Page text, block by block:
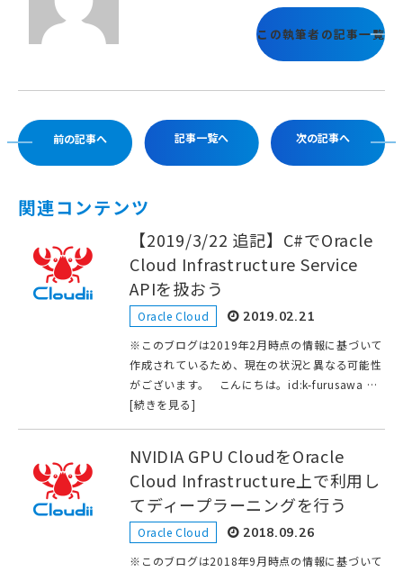
この執筆者の記事一覧
前の記事へ 記事一覧へ 次の記事へ
関連コンテンツ
【2019/3/22 追記】C#でOracle
Cloud Infrastructure Service
APIを扱おう
Oracle Cloud 2019.02.21
※このブログは2019年2月時点の情報に基づいて
作成されているため、現在の状況と異なる可能性
がございます。 こんにちは。id:k-furusawa …
[続きを見る]
NVIDIA GPU CloudをOracle
Cloud Infrastructure上で利用し
てディープラーニングを行う
Oracle Cloud 2018.09.26
※このブログは2018年9月時点の情報に基づいて